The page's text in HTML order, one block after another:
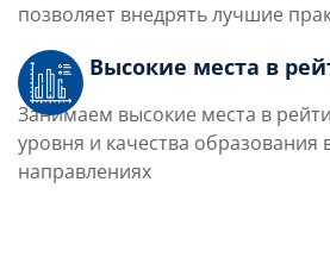
позволяет внедрять лучшие
Высокие места в
Занимаем высокие места в
уровня и качества образования
направлениях